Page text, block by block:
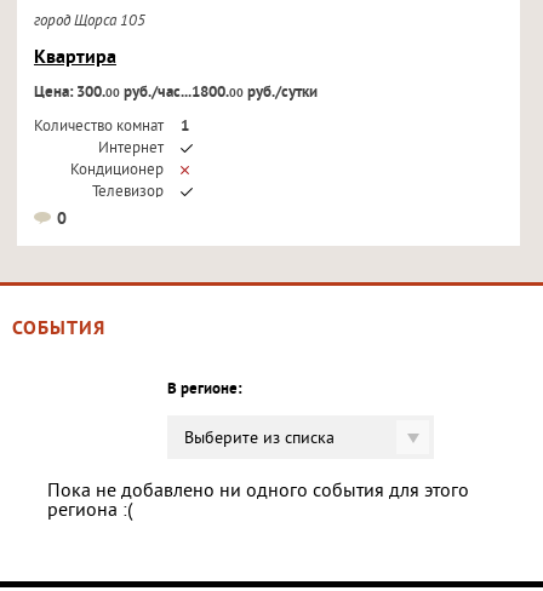
город Щорса 105
Квартира
Цена: 300.00руб./час...1800.00руб./сутки
Количество комнат
1
Интернет
Кондиционер
Телевизор
0
СОБЫТИЯ
В регионе:
Выберите из списка
Пока не добавлено ни одного события для этого
региона :(